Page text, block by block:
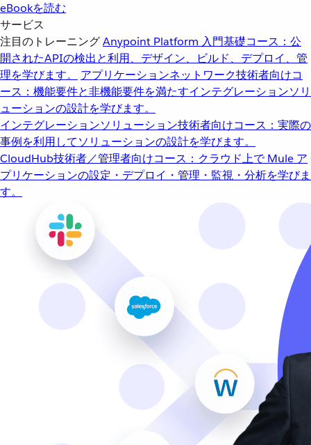
eBookを読む
サービス
注目のトレーニングAnypoint Platform 入門基礎コース：公
開されたAPIの検出と利用、デザイン、ビルド、デプロイ、管
理を学びます。
アプリケーションネットワーク技術者向けコ
ース：機能要件と非機能要件を満たすインテグレーションソリ
ューションの設計を学びます。
インテグレーションソリューション技術者向けコース：実際の
事例を利用してソリューションの設計を学びます。
CloudHub技術者／管理者向けコース：クラウド上で Mule ア
プリケーションの設定・デプロイ・管理・監視・分析を学びま
す。